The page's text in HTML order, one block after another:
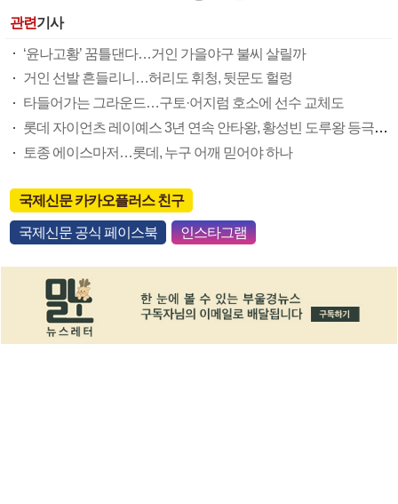
관련기사
‘윤나고황’ 꿈틀댄다…거인 가을야구 불씨 살릴까
거인 선발 흔들리니…허리도 휘청, 뒷문도 헐렁
타들어가는 그라운드…구토·어지럼 호소에 선수 교체도
롯데 자이언츠 레이예스 3년 연속 안타왕, 황성빈 도루왕 등극할까
토종 에이스마저…롯데, 누구 어깨 믿어야 하나
국제신문 카카오플러스 친구
국제신문 공식 페이스북 인스타그램